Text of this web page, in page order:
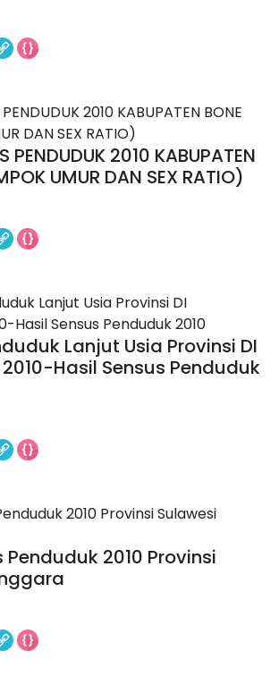
PENDUDUK 2010 KABUPATEN
UMUR DAN SEX RATIO)
Lanjut Usia Provinsi DI
Hasil Sensus Penduduk
Penduduk 2010 Provinsi